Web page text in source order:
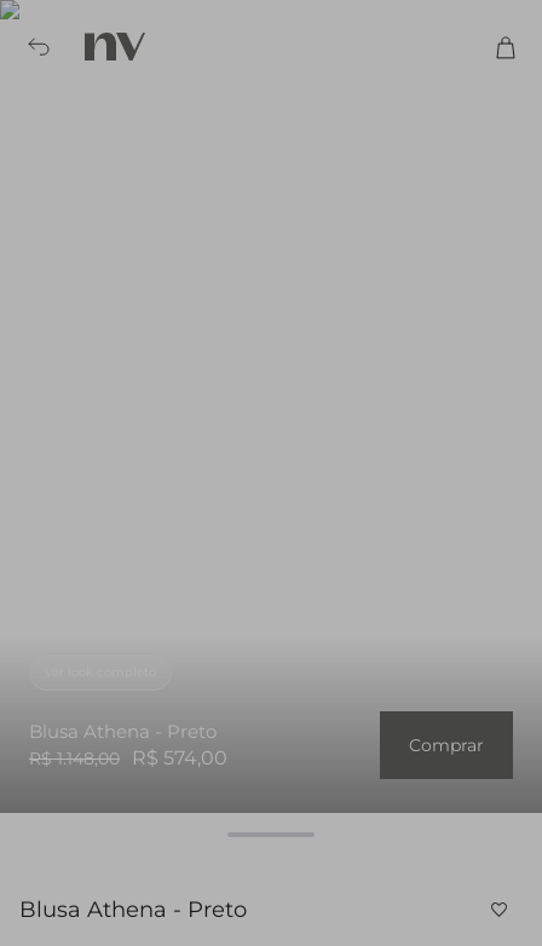
Blusa Athena - Preto
R$ 1.148,00 R$ 574,00
Comprar
Blusa Athena - Preto